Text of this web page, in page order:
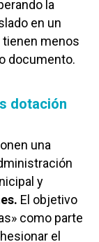
la
en un
tienen menos
documento.
dotación
una
y
El objetivo
como parte
el